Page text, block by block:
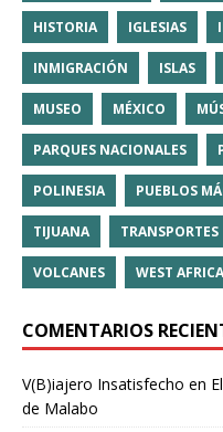
HISTORIA IGLESIAS
INMIGRACIÓN ISLAS
MUSEO MÉXICO
PARQUES NACIONALES
POLINESIA PUEBLOS
TIJUANA TRANSPORTES
VOLCANES WEST AFRICA
COMENTARIOS
V(B)iajero Insatisfecho en
de Malabo